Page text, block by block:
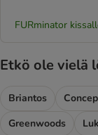
FURminator
Etkö ole vielä
Briantos
Greenwoods